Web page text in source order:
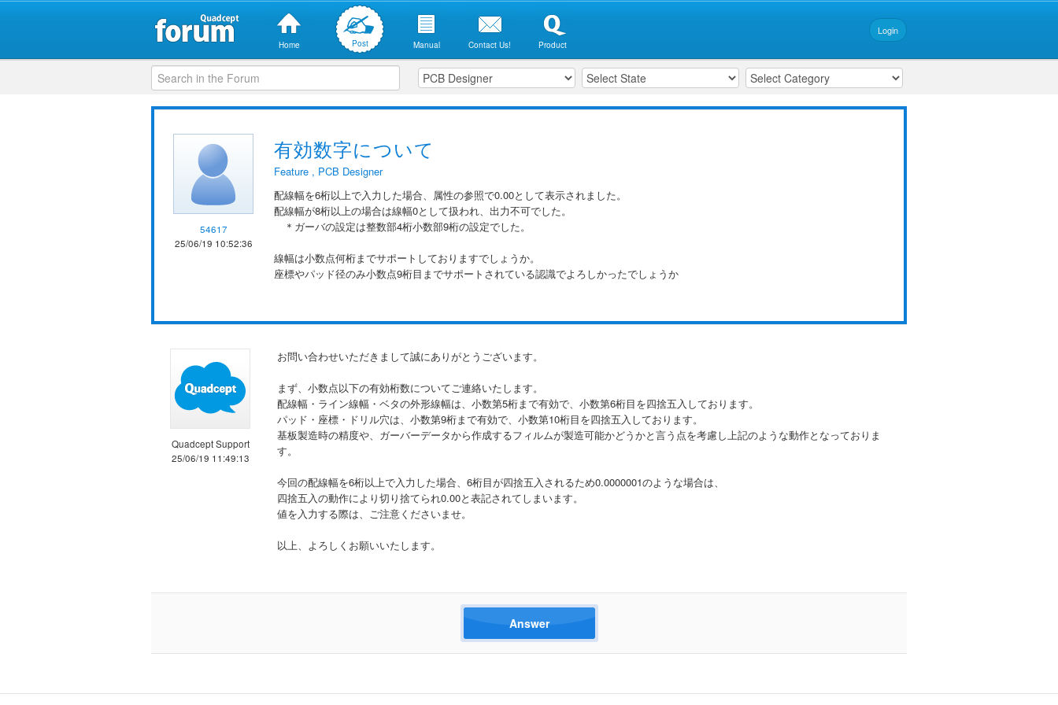
Home Post Manual Contact Us! Product
Login
54617
25/06/19 10:52:36
有効数字について
Feature , PCB Designer
配線幅を6桁以上で入力した場合、属性の参照で0.00として表示されました。
配線幅が8桁以上の場合は線幅0として扱われ、出力不可でした。
＊ガーバの設定は整数部4桁小数部9桁の設定でした。
線幅は小数点何桁までサポートしておりますでしょうか。
座標やパッド径のみ小数点9桁目までサポートされている認識でよろしかったでしょうか
Quadcept Support
25/06/19 11:49:13
お問い合わせいただきまして誠にありがとうございます。
まず、小数点以下の有効桁数についてご連絡いたします。
配線幅・ライン線幅・ベタの外形線幅は、小数第5桁まで有効で、小数第6桁目を四捨五入しております。
パッド・座標・ドリル穴は、小数第9桁まで有効で、小数第10桁目を四捨五入しております。
基板製造時の精度や、ガーバーデータから作成するフィルムが製造可能かどうかと言う点を考慮し上記のような動作となっておりま
す。
今回の配線幅を6桁以上で入力した場合、6桁目が四捨五入されるため0.0000001のような場合は、
四捨五入の動作により切り捨てられ0.00と表記されてしまいます。
値を入力する際は、ご注意くださいませ。
以上、よろしくお願いいたします。
Answer